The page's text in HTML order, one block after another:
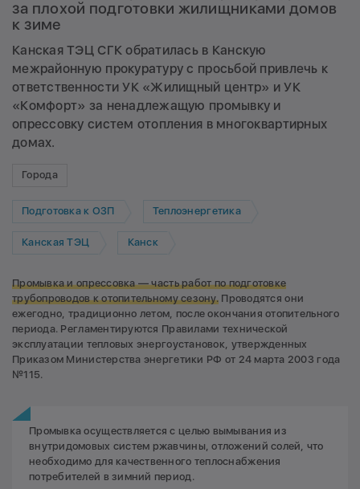
за плохой подготовки жилищниками домов
к зиме
Канская ТЭЦ СГК обратилась в Канскую
межрайонную прокуратуру с просьбой привлечь к
ответственности УК «Жилищный центр» и УК
«Комфорт» за ненадлежащую промывку и
опрессовку систем отопления в многоквартирных
домах.
Города
Подготовка к ОЗП Теплоэнергетика
Канская ТЭЦ Канск
Промывка и опрессовка — часть работ по подготовке
трубопроводов к отопительному сезону. Проводятся они
ежегодно, традиционно летом, после окончания отопительного
периода. Регламентируются Правилами технической
эксплуатации тепловых энергоустановок, утвержденных
Приказом Министерства энергетики РФ от 24 марта 2003 года
№115.
Промывка осуществляется с целью вымывания из
внутридомовых систем ржавчины, отложений солей, что
необходимо для качественного теплоснабжения
потребителей в зимний период.